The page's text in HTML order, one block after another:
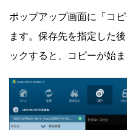
ポップアップ画面に「コ
ます。保存先を指定した
ックすると、コピーが始ま